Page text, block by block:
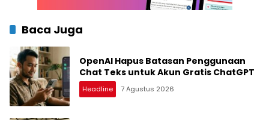
Baca Juga
OpenAI Hapus Batasan Penggunaan
Chat Teks untuk Akun Gratis ChatGPT
Headline 7 Agustus 2026